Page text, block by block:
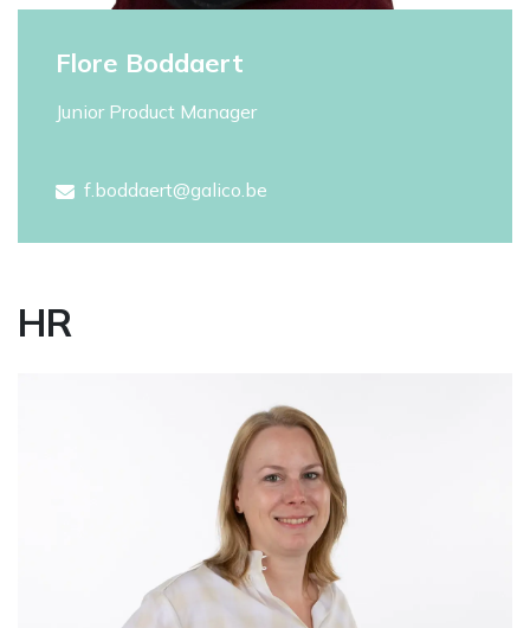
Flore Boddaert
Junior Product Manager
f.boddaert@galico.be
HR